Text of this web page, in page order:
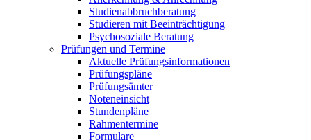
Studienabbruchberatung
Studieren mit Beeinträchtigung
Psychosoziale Beratung
Prüfungen und Termine
Aktuelle Prüfungsinformationen
Prüfungspläne
Prüfungsämter
Noteneinsicht
Stundenpläne
Rahmentermine
Formulare